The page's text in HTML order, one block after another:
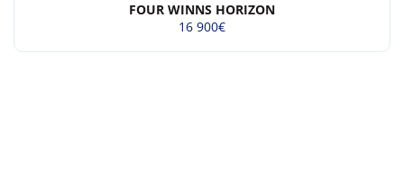
FOUR WINNS HORIZON
16 900€